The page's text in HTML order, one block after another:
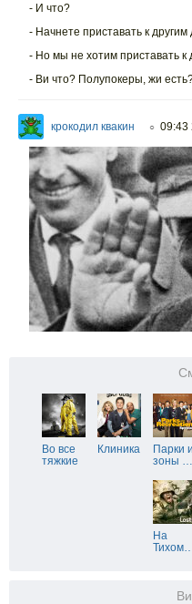
- И что?
- Начнете приставать к
- Но мы не хотим приставать к
- Ви что? Полупокеры, жи
крокодил квакин ○ 09:43
Во все
тяжкие
Клиника
Парки и
зоны …
На
Тихом